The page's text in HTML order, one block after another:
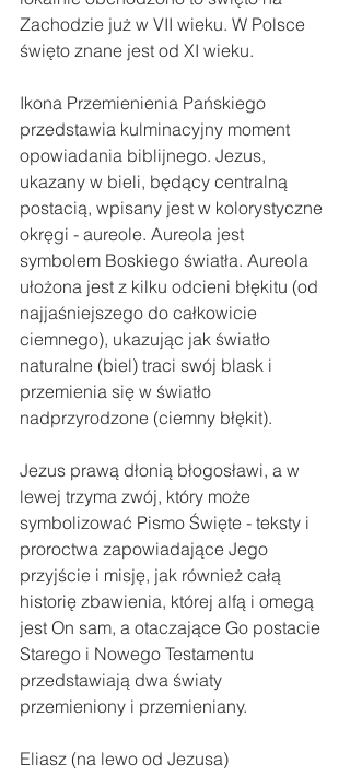
Zachodzie już w VII wieku. W Polsce
święto znane jest od XI wieku.
Ikona Przemienienia Pańskiego
przedstawia kulminacyjny moment
opowiadania biblijnego. Jezus,
ukazany w bieli, będący centralną
postacią, wpisany jest w kolorystyczne
okręgi - aureole. Aureola jest
symbolem Boskiego światła. Aureola
ułożona jest z kilku odcieni błękitu (od
najjaśniejszego do całkowicie
ciemnego), ukazując jak światło
naturalne (biel) traci swój blask i
przemienia się w światło
nadprzyrodzone (ciemny błękit).
Jezus prawą dłonią błogosławi, a w
lewej trzyma zwój, który może
symbolizować Pismo Święte - teksty i
proroctwa zapowiadające Jego
przyjście i misję, jak również całą
historię zbawienia, której alfą i omegą
jest On sam, a otaczające Go postacie
Starego i Nowego Testamentu
przedstawiają dwa światy
przemieniony i przemieniany.
Eliasz (na lewo od Jezusa)